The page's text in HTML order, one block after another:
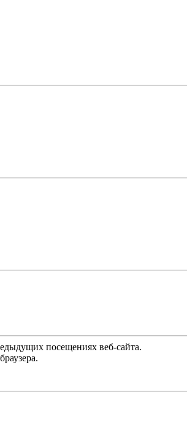
посещениях веб-сайта.